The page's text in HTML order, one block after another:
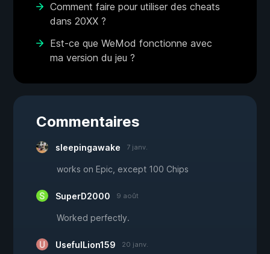
Comment faire pour utiliser des cheats
dans 20XX ?
Est-ce que WeMod fonctionne avec
ma version du jeu ?
Commentaires
sleepingawake 7 janv.
works on Epic, except 100 Chips
SuperD2000 9 août
Worked perfectly.
UsefulLion159 20 janv.